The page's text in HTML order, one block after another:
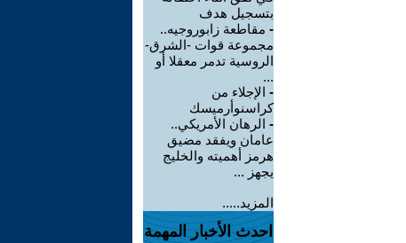
بتسجيل هدف
- مقاطعة زابوروجيه..
مجموعة قوات -الشرق-
الروسية تدمر معقلا أو
...
- الإجلاء من
كراسنوأرميسك
- الرهان الأمريكي..
عامان ويفقد مضيق
هرمز أهميته والخليج
يجهز ...
المزيد.....
احدث الأخبار المهمة